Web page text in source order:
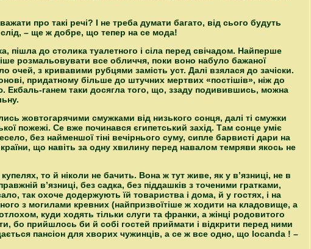
про такі речі? І не треба думати багато, від сього будуть
– ще ж добре, що тепер на се мода!
пішла до столика туалетного і сіла перед свічадом. Найперше
розмальовувати все обличчя, поки воно набуло бажаної
очей, з кривавими рубцями замість уст. Далі взялася до зачіски.
придатному більше до штучних мертвих «постішів», ніж до
ганем таки досягла того, що, ззаду подивившись, можна
жовтогарячими смужками від низького сонця, далі ті смужки
пожежі. Се вже починався єгипетський захід. Там сонце уміє
без найменшої тіні вечірнього суму, сипле барвисті дари на
що навіть за одну хвилину перед навалом темряви якось не
то й ніколи не бачить. Вона ж тут живе, як у в’язниці, не в
в’язниці, без садка, без піддашків з точеними гратками,
так охоче додержують їй товариства і дома, й у гостях, і на
з могилами кревних (найпризвоїтіше ж ходити на кладовище, а
куди ходять тільки слуги та франки, а жінці родовитого
бо прийшлось би й собі гостей приймати і відкрити перед ними
пансіон для хворих чужинців, а се ж все одно, що locanda ! –